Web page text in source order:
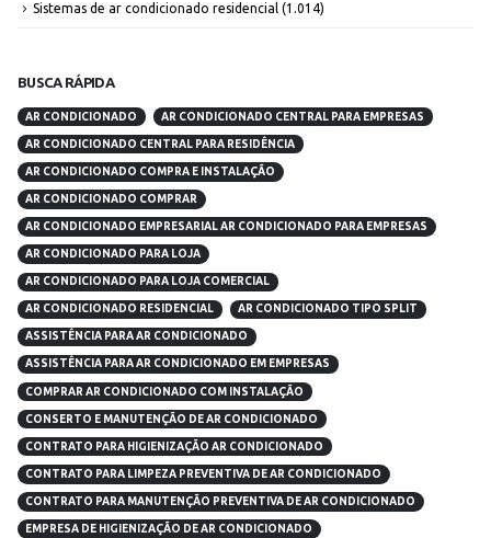
Sistemas de ar condicionado residencial (1.014)
BUSCA RÁPIDA
AR CONDICIONADO AR CONDICIONADO CENTRAL PARA EMPRESAS
AR CONDICIONADO CENTRAL PARA RESIDÊNCIA
AR CONDICIONADO COMPRA E INSTALAÇÃO
AR CONDICIONADO COMPRAR
AR CONDICIONADO EMPRESARIAL AR CONDICIONADO PARA EMPRESAS
AR CONDICIONADO PARA LOJA
AR CONDICIONADO PARA LOJA COMERCIAL
AR CONDICIONADO RESIDENCIAL AR CONDICIONADO TIPO SPLIT
ASSISTÊNCIA PARA AR CONDICIONADO
ASSISTÊNCIA PARA AR CONDICIONADO EM EMPRESAS
COMPRAR AR CONDICIONADO COM INSTALAÇÃO
CONSERTO E MANUTENÇÃO DE AR CONDICIONADO
CONTRATO PARA HIGIENIZAÇÃO AR CONDICIONADO
CONTRATO PARA LIMPEZA PREVENTIVA DE AR CONDICIONADO
CONTRATO PARA MANUTENÇÃO PREVENTIVA DE AR CONDICIONADO
EMPRESA DE HIGIENIZAÇÃO DE AR CONDICIONADO